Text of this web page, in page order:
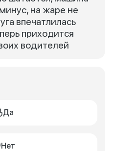
на жаре не
впечатлилась
приходится
водителей
Да
Нет